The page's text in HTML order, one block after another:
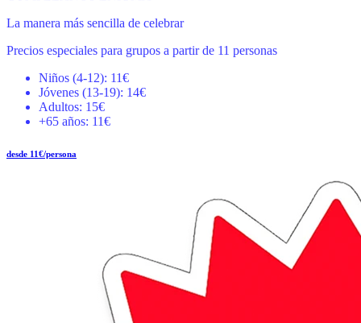
La manera más sencilla de celebrar
Precios especiales para grupos a partir de 11 personas
Niños (4-12): 11€
Jóvenes (13-19): 14€
Adultos: 15€
+65 años: 11€
desde 11€/persona